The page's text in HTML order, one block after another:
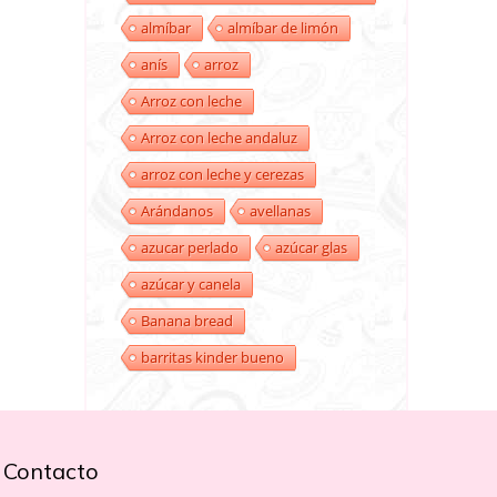
almíbar
almíbar de limón
anís
arroz
Arroz con leche
Arroz con leche andaluz
arroz con leche y cerezas
Arándanos
avellanas
azucar perlado
azúcar glas
azúcar y canela
Banana bread
barritas kinder bueno
Contacto